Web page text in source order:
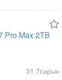
Pro Max 2TB
31 7сарын